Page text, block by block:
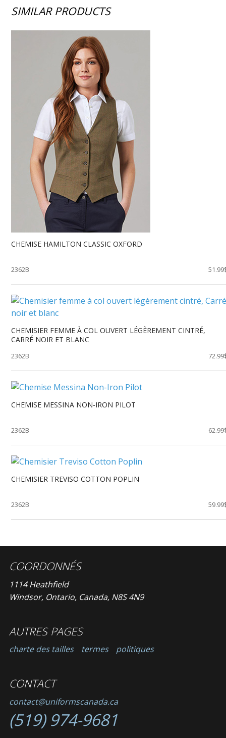
SIMILAR PRODUCTS
CHEMISE HAMILTON CLASSIC OXFORD
2362B
CHEMISIER FEMME À COL OUVERT LÉGÈREMENT CINTRÉ,
CARRÉ NOIR ET BLANC
2362B
CHEMISE MESSINA NON-IRON PILOT
2362B
CHEMISIER TREVISO COTTON POPLIN
2362B
COORDONNÉS
1114 Heathfield
Windsor, Ontario, Canada, N8S 4N9
AUTRES PAGES
charte des tailles termes politiques
CONTACT
contact@uniformscanada.ca
(519) 974-9681